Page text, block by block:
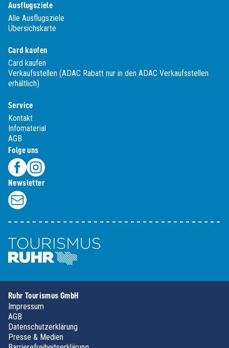
Ausflugsziele
Alle Ausflugsziele
Übersichskarte
Card kaufen
Card kaufen
Verkaufsstellen (ADAC Rabatt nur in den ADAC Verkaufsstellen
erhältlich)
Service
Kontakt
Infomaterial
AGB
Folge uns
Newsletter
Ruhr Tourismus GmbH
Impressum
AGB
Datenschutzerklärung
Presse & Medien